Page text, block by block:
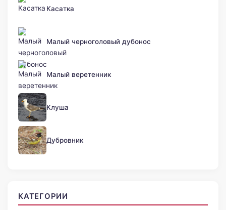
Касатка
Малый черноголовый дубонос
Малый веретенник
Клуша
Дубровник
КАТЕГОРИИ